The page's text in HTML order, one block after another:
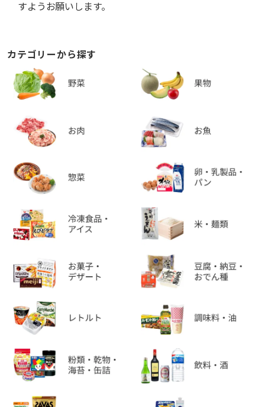
すようお願いします。
カテゴリーから探す